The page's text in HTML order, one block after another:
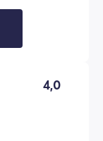
4,0